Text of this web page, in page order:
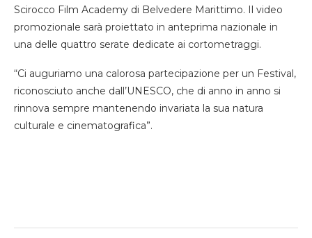
Scirocco Film Academy di Belvedere Marittimo. Il video
promozionale sarà proiettato in anteprima nazionale in
una delle quattro serate dedicate ai cortometraggi.
“Ci auguriamo una calorosa partecipazione per un Festival,
riconosciuto anche dall’UNESCO, che di anno in anno si
rinnova sempre mantenendo invariata la sua natura
culturale e cinematografica”.